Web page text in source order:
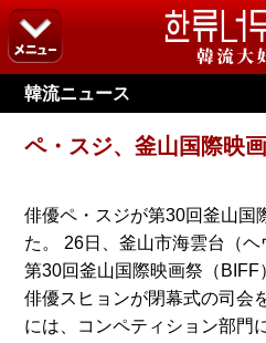
韓流ニュース
ペ・スジ、釜山国際映
俳優ペ・スジが第30回釜山国
た。 26日、釜山市海雲台（
第30回釜山国際映画祭（BIFF
俳優スヒョンが閉幕式の司会
には、コンペティション部門